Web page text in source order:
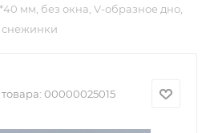
мм, без окна, V-образное дно,
снежинки
00000025015